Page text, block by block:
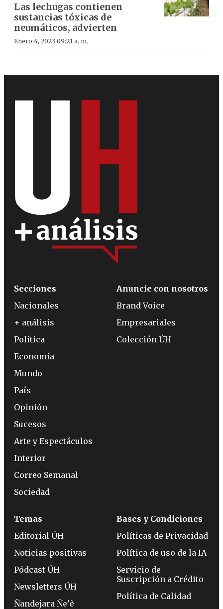
Las lechugas contienen
sustancias tóxicas de
neumáticos, advierten
Enero 4, 2023 09:21 a. m.
Secciones
Nacionales
+ análisis
Política
Economía
Mundo
País
Opinión
Sucesos
Arte y Espectáculos
Interior
Correo Semanal
Sociedad
Anuncie con nosotros
Brand Voice
Empresariales
Colección ÚH
Temas
Editorial ÚH
Noticias positivas
Pódcast ÚH
Newsletters ÚH
Ñandejara Ñe’ẽ
Bases y Condiciones
Políticas de Privacidad
Política de uso de la IA
Servicio de
Suscripción a Crédito
Política de Calidad